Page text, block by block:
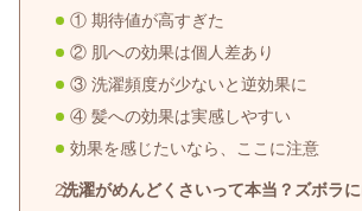
① 期待値が高すぎた
② 肌への効果は個人差あり
③ 洗濯頻度が少ないと逆効果に
④ 髪への効果は実感しやすい
効果を感じたいなら、ここに注意
洗濯がめんどくさいって本当？ズボラ